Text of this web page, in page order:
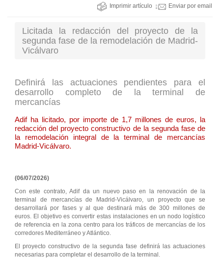
Imprimir artículo Enviar por email
Licitada la redacción del proyecto de la
segunda fase de la remodelación de Madrid-
Vicálvaro
Definirá las actuaciones pendientes para el
desarrollo completo de la terminal de
mercancías
Adif ha licitado, por importe de 1,7 millones de euros, la
redacción del proyecto constructivo de la segunda fase de
la remodelación integral de la terminal de mercancías
Madrid-Vicálvaro.
(06/07/2026)
Con este contrato, Adif da un nuevo paso en la renovación de la
terminal de mercancías de Madrid-Vicálvaro, un proyecto que se
desarrollará por fases y al que destinará más de 300 millones de
euros. El objetivo es convertir estas instalaciones en un nodo logístico
de referencia en la zona centro para los tráficos de mercancías de los
corredores Mediterráneo y Atlántico.
El proyecto constructivo de la segunda fase definirá las actuaciones
necesarias para completar el desarrollo de la terminal.